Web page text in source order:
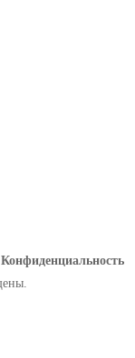
Конфиденциальность